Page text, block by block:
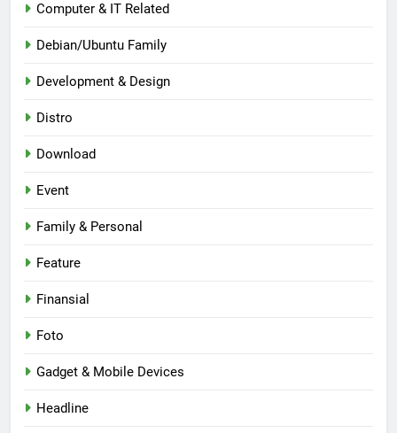
Computer & IT Related
Debian/Ubuntu Family
Development & Design
Distro
Download
Event
Family & Personal
Feature
Finansial
Foto
Gadget & Mobile Devices
Headline